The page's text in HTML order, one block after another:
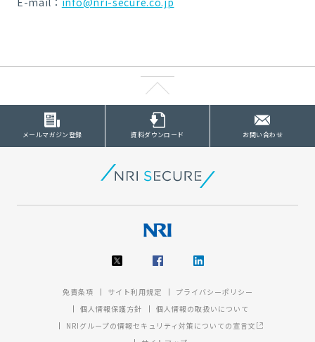
メールマガジン登録 資料ダウンロード お問い合わせ
免責条項 サイト利用規定
プライバシーポリシー
個人情報保護方針
個人情報の取扱いについて
NRIグループの情報セキュリティ対策についての宣言文